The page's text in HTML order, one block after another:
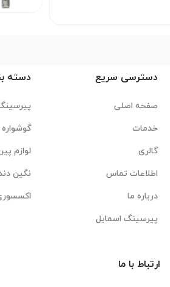
دسترسی سریع
صفحه اصلی
خدمات
گالری
اطلاعات تماس
درباره ما
پیرسینگ اسمایل
دسته
گوشواره
لوازم
نگین
ارتباط با ما